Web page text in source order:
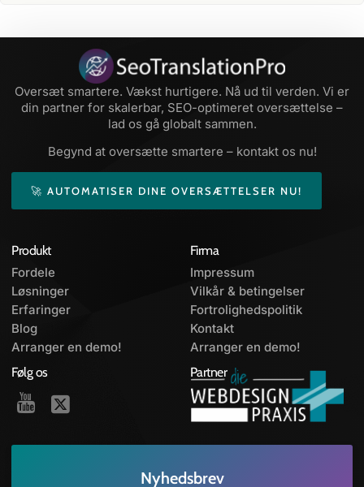
Oversæt smartere. Vækst hurtigere. Nå ud til verden. Vi er
din partner for skalerbar, SEO-optimeret oversættelse –
lad os gå globalt sammen.
Begynd at oversætte smartere – kontakt os nu!
🚀 AUTOMATISER DINE OVERSÆTTELSER NU!
Produkt
Fordele
Løsninger
Erfaringer
Blog
Arranger en demo!
Følg os
Firma
Impressum
Vilkår & betingelser
Fortrolighedspolitik
Kontakt
Arranger en demo!
Partner
Nyhedsbrev